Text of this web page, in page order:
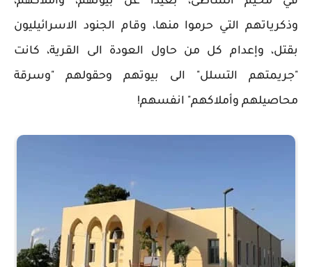
وذكرياتهم التي حرموا منها، وقام الجنود الاسرائيليون
بقتل، وإعدام كل من حاول العودة الى القرية، كانت
"جريمتهم التسلل" الى بيوتهم وحقولهم "وسرقة
محاصيلهم وأملاكهم" انفسهم!